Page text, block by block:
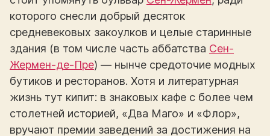
которого снесли добрый десяток
средневековых закоулков и целые старинные
здания (в том числе часть аббатства Сен-
Жермен-де-Пре) — нынче средоточие модных
бутиков и ресторанов. Хотя и литературная
жизнь тут кипит: в знаковых кафе с более чем
столетней историей, «Два Маго» и «Флор»,
вручают премии заведений за достижения на